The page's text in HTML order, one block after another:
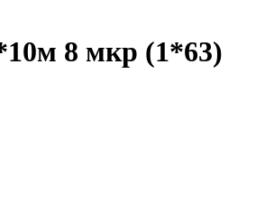
8 мкр (1*63)